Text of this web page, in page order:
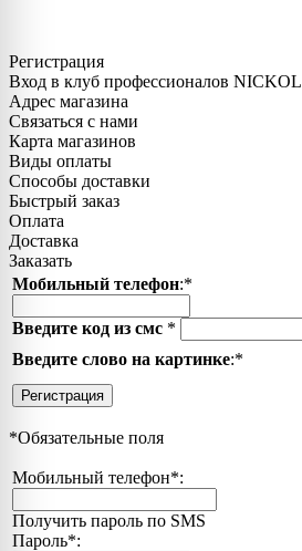
Регистрация
Вход в клуб профессионалов NICKOL
Адрес магазина
Связаться с нами
Карта магазинов
Виды оплаты
Способы доставки
Быстрый заказ
Оплата
Доставка
Заказать
Мобильный телефон:*
Введите код из смс *
Введите слово на картинке:*
Регистрация
*Обязательные поля
Мобильный телефон*:
Получить пароль по SMS
Пароль*: